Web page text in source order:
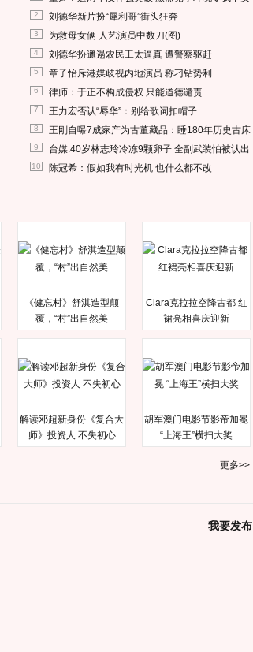
2 刘德华新片扮“犀利哥”街头狂奔
3 为救母女俩 人艺演员中数刀(图)
4 刘德华扮邋遢农民工太逼真 遭警察驱赶
5 章子怡斥港媒歧视内地演员 称刁钻势利
6 律师：于正不构成侵权 只能道德谴责
7 王力宏否认“辱华”：别给歌词扣帽子
8 王刚自曝7成家产为古董藏品：睡180年历史古床
9 台媒:40岁林志玲冷冻9颗卵子 全副武装怕被认出
10 陈冠希：假如我有时光机 也什么都不改
《健忘村》舒淇造型颠
覆，“村”出自然美
Clara克拉拉空降古都 红
裙亮相喜庆迎新
解读邓超新身份《复合大
师》投资人 不失初心
胡军澳门电影节影帝加冕
“上海王”横扫大奖
更多>>
我要发布